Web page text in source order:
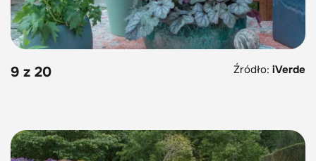
9 z 20 Źródło: iVerde